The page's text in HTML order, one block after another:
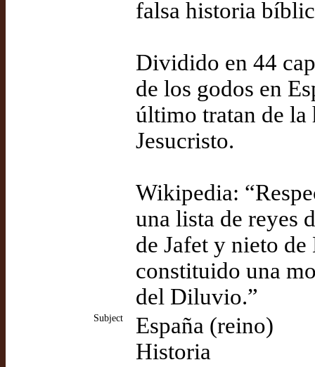
falsa historia
Dividido en 44
de los godos en
último tratan de la
Jesucristo.
Wikipedia:
una lista de reyes
de Jafet y nieto
constituido una
del Diluvio.”
Subject
España (reino)
Historia